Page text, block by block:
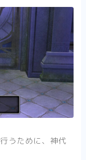
うために、神代